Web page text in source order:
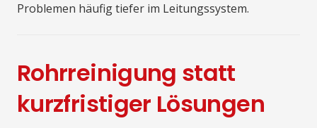
Problemen häufig tiefer im Leitungssystem.
Rohrreinigung statt
kurzfristiger Lösungen